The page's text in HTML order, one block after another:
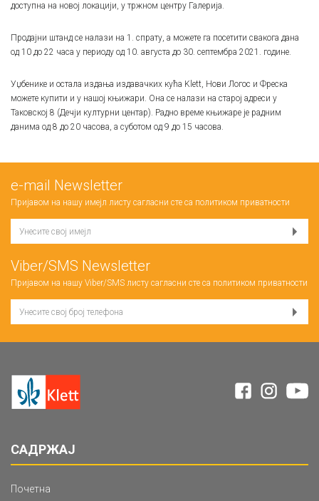
доступна на новој локацији, у тржном центру Галерија.
Продајни штанд се налази на 1. спрату, а можете га посетити свакога дана
од 10 до 22 часа у периоду од 10. августа до 30. септембра 2021. године.
Уџбенике и остала издања издавачких кућа Klett, Нови Логос и Фреска
можете купити и у нашој књижари. Она се налази на старој адреси у
Таковској 8 (Дечји културни центар). Радно време књижаре је радним
данима од 8 до 20 часова, а суботом од 9 до 15 часова.
е-mail Newsletter
Пријавом на нашу имејл листу сагласни сте са политиком приватности
Viber/SMS Newsletter
Пријавом на нашу Viber/SMS листу сагласни сте са политиком приватности
САДРЖАЈ
Почетна